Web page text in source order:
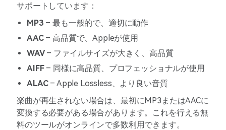
サポートしています：
MP3 – 最も一般的で、適切に動作
AAC– 高品質で、Appleが使用
WAV– ファイルサイズが大きく、高品質
AIFF– 同様に高品質、プロフェッショナルが使用
ALAC– Apple Lossless、より良い音質
楽曲が再生されない場合は、最初にMP3またはAACに
変換する必要がある場合があります。これを行える無
料のツールがオンラインで多数利用できます。